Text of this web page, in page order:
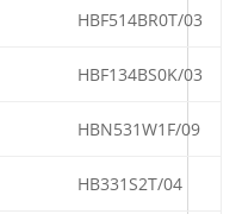
HBF514BR0T/03
HBF134BS0K/03
HBN531W1F/09
HB331S2T/04